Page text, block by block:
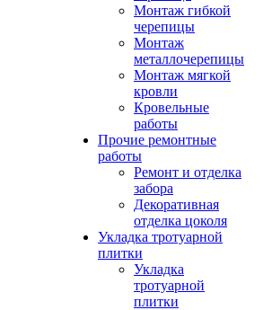
Монтаж гибкой
черепицы
Монтаж
металлочерепицы
Монтаж мягкой
кровли
Кровельные
работы
Прочие ремонтные
работы
Ремонт и отделка
забора
Декоративная
отделка цоколя
Укладка тротуарной
плитки
Укладка
тротуарной
плитки